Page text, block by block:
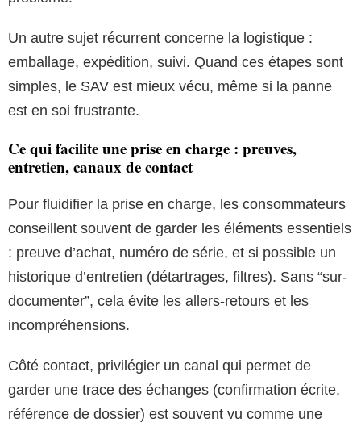
Un autre sujet récurrent concerne la logistique :
emballage, expédition, suivi. Quand ces étapes sont
simples, le SAV est mieux vécu, même si la panne
est en soi frustrante.
Ce qui facilite une prise en charge : preuves,
entretien, canaux de contact
Pour fluidifier la prise en charge, les consommateurs
conseillent souvent de garder les éléments essentiels
: preuve d’achat, numéro de série, et si possible un
historique d’entretien (détartrages, filtres). Sans “sur-
documenter”, cela évite les allers-retours et les
incompréhensions.
Côté contact, privilégier un canal qui permet de
garder une trace des échanges (confirmation écrite,
référence de dossier) est souvent vu comme une